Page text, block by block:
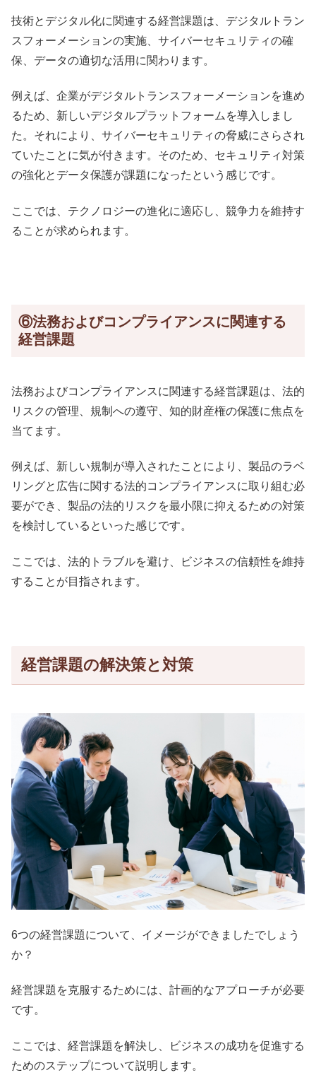
技術とデジタル化に関連する経営課題は、デジタルトラン
スフォーメーションの実施、サイバーセキュリティの確
保、データの適切な活用に関わります。
例えば、企業がデジタルトランスフォーメーションを進め
るため、新しいデジタルプラットフォームを導入しまし
た。それにより、サイバーセキュリティの脅威にさらされ
ていたことに気が付きます。そのため、セキュリティ対策
の強化とデータ保護が課題になったという感じです。
ここでは、テクノロジーの進化に適応し、競争力を維持す
ることが求められます。
⑥法務およびコンプライアンスに関連する
経営課題
法務およびコンプライアンスに関連する経営課題は、法的
リスクの管理、規制への遵守、知的財産権の保護に焦点を
当てます。
例えば、新しい規制が導入されたことにより、製品のラベ
リングと広告に関する法的コンプライアンスに取り組む必
要ができ、製品の法的リスクを最小限に抑えるための対策
を検討しているといった感じです。
ここでは、法的トラブルを避け、ビジネスの信頼性を維持
することが目指されます。
経営課題の解決策と対策
6つの経営課題について、イメージができましたでしょう
か？
経営課題を克服するためには、計画的なアプローチが必要
です。
ここでは、経営課題を解決し、ビジネスの成功を促進する
ためのステップについて説明します。